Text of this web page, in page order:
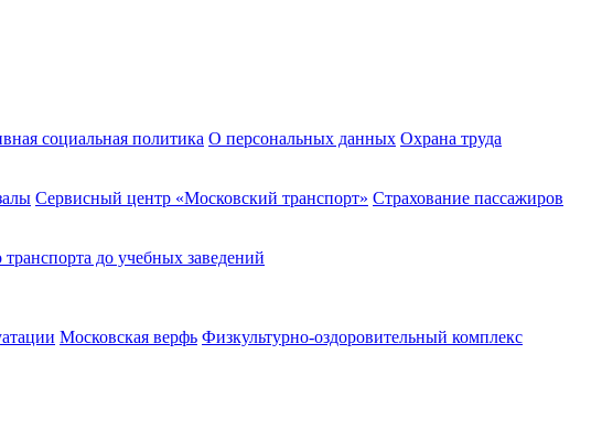
социальная политика О персональных данных Охрана труда
Сервисный центр «Московский транспорт» Страхование пассажиров
до учебных заведений
Московская верфь Физкультурно-оздоровительный комплекс